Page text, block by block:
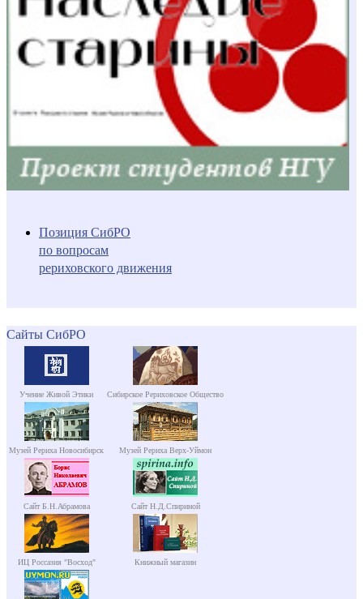
Позиция СибРО
по вопросам
рериховского движения
Сайты СибРО
Учение Живой Этики Сибирское Рериховское Общество
Музей Рериха Новосибирск Музей Рериха Верх-Уймон
Сайт Б.Н.Абрамова Сайт Н.Д.Спириной
ИЦ Россазия "Восход" Книжный магазин